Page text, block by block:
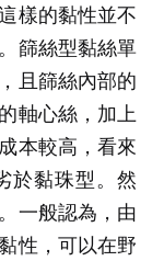
樣的黏性並不
篩絲型黏絲單
且篩絲內部的
軸心絲，加上
本較高，看來
於黏珠型。然
一般認為，由
性，可以在野